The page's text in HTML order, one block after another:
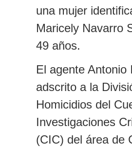
una mujer
Maricely Navarro
49 años.
El agente Antonio
adscrito a la
Homicidios del
Investigaciones
(CIC) del área de